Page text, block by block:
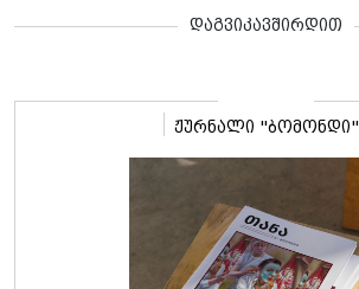
დაგვიკავშირდით
ჟურნალი "ბომონდი"